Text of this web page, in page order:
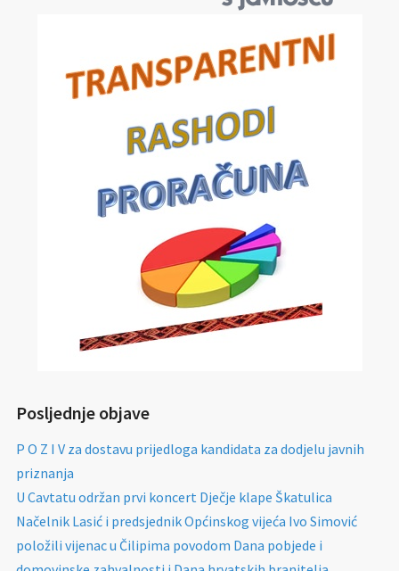
Posljednje objave
P O Z I V za dostavu prijedloga kandidata za dodjelu javnih
priznanja
U Cavtatu održan prvi koncert Dječje klape Škatulica
Načelnik Lasić i predsjednik Općinskog vijeća Ivo Simović
položili vijenac u Čilipima povodom Dana pobjede i